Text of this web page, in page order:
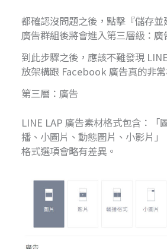
都確認沒問題之後，點擊『儲存
廣告群組後將會進入第三層級：廣
到此步驟之後，應該不難發現
放架構跟 Facebook 廣告真的非常
第三層：廣告
LINE LAP 廣告素材格式包含：「
播、小圖片、動態圖片、小影片
格式選項會略有差異。